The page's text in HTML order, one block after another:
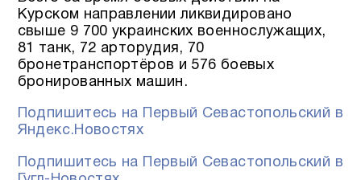
Курском направлении ликвидировано
свыше 9 700 украинских военнослужащих,
81 танк, 72 арторудия, 70
бронетранспортёров и 576 боевых
бронированных машин.
Подпишитесь на Первый Севастопольский в
Яндекс.Новостях
Подпишитесь на Первый Севастопольский в